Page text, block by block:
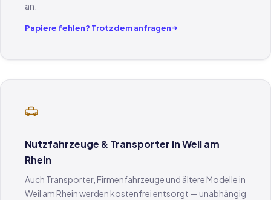
an.
Papiere fehlen? Trotzdem anfragen
Nutzfahrzeuge & Transporter in Weil am
Rhein
Auch Transporter, Firmenfahrzeuge und ältere Modelle in
Weil am Rhein werden kostenfrei entsorgt — unabhängig